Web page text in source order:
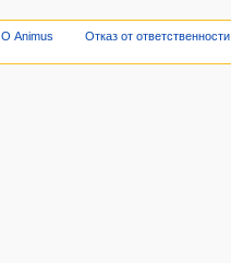
О Animus Отказ от ответственности